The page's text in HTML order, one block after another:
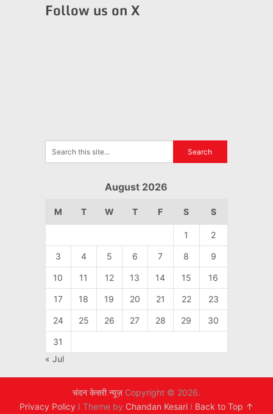
Follow us on X
August 2026
M T W T F S S
1 2
3 4 5 6 7 8 9
10 11 12 13 14 15 16
17 18 19 20 21 22 23
24 25 26 27 28 29 30
31
« Jul
चंदन केसरी न्यूज़Copyright © 2026.
Privacy Policy I Theme by Chandan KesariI Back to Top ↑